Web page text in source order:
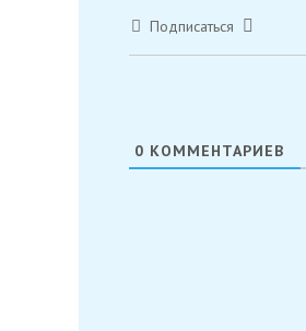
Подписаться
0 КОММЕНТАРИЕВ